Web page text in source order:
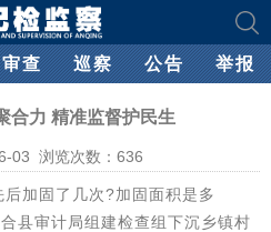
审查 巡察 公告 举报
合力 精准监督护民生
03 浏览次数： 636
加固了几次?加固面积是多
县审计局组建检查组下沉乡镇村